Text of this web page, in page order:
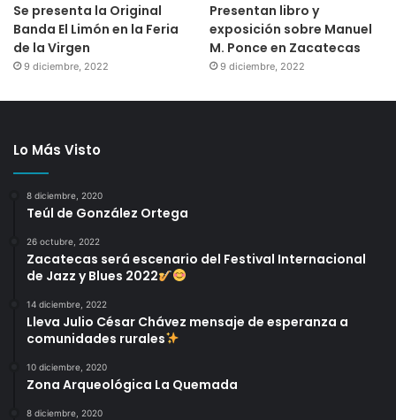
Se presenta la Original
Banda El Limón en la Feria
de la Virgen
9 diciembre, 2022
Presentan libro y
exposición sobre Manuel
M. Ponce en Zacatecas
9 diciembre, 2022
Lo Más Visto
8 diciembre, 2020
Teúl de González Ortega
26 octubre, 2022
Zacatecas será escenario del Festival Internacional
de Jazz y Blues 2022
14 diciembre, 2022
Lleva Julio César Chávez mensaje de esperanza a
comunidades rurales
10 diciembre, 2020
Zona Arqueológica La Quemada
8 diciembre, 2020